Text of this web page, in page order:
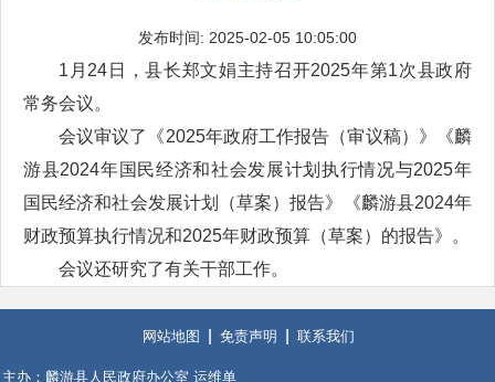
发布时间: 2025-02-05 10:05:00
1月24日，县长郑文娟主持召开2025年第1次县政府
常务会议。
会议审议了《2025年政府工作报告（审议稿）》《麟
游县2024年国民经济和社会发展计划执行情况与2025年
国民经济和社会发展计划（草案）报告》《麟游县2024年
财政预算执行情况和2025年财政预算（草案）的报告》。
会议还研究了有关干部工作。
网站地图 免责声明 联系我们
主办：麟游县人民政府办公室 运维单